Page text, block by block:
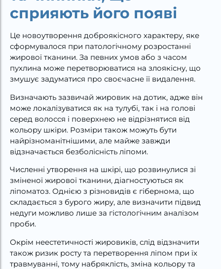
сприяють його появі
Це новоутворення доброякісного характеру, яке
сформувалося при патологічному розростанні
жирової тканини. За певних умов або з часом
пухлина може перетворюватися на злоякісну, що
змушує задуматися про своєчасне її видалення.
Визначають зазвичай жировик на дотик, адже він
може локалізуватися як на тулубі, так і на голові
серед волосся і поверхнею не відрізнятися від
кольору шкіри. Розміри також можуть бути
найрізноманітнішими, але майже завжди
відзначається безболісність ліпоми.
Численні утворення на шкірі, що розвинулися зі
зміненої жирової тканини, діагностуються як
ліпоматоз. Однією з різновидів є гібернома, що
складається з бурого жиру, але визначити підвид
недуги можливо лише за гістологічним аналізом
проби.
Окрім неестетичності жировиків, слід відзначити
також ризик росту та перетворення ліпом при їх
травмуванні, тому набряклість, зміна кольору та